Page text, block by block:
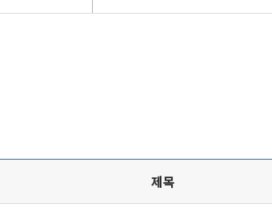
제목